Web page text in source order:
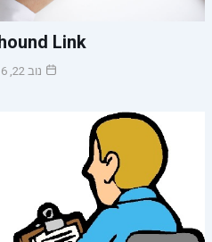
Link
נוב 22, 2016